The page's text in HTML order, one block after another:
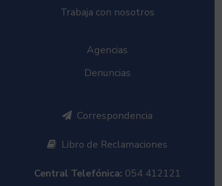
Trabaja con nosotros
Agencias
Denuncias
Correspondencia
Libro de Reclamaciones
Central Telefónica: 054 412121